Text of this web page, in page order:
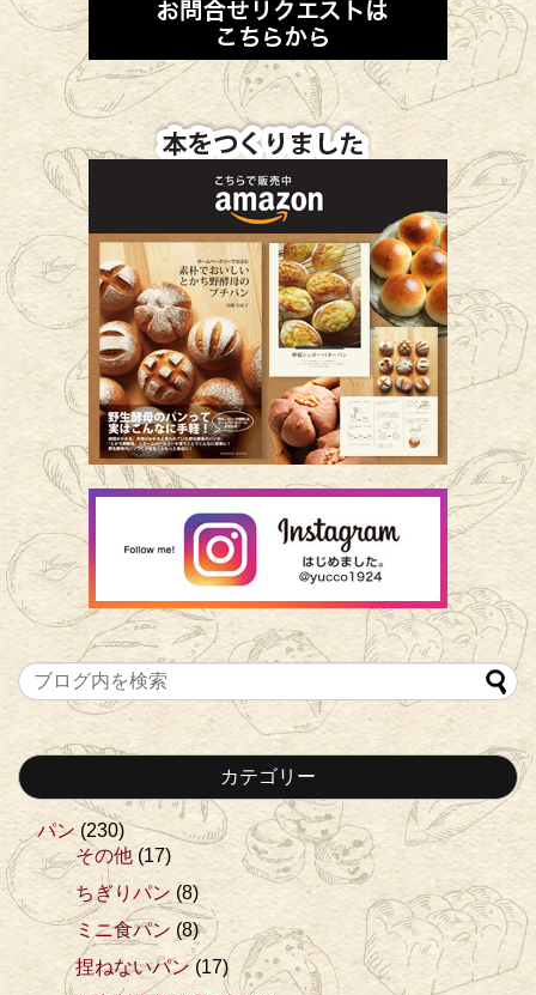
カテゴリー
パン(230)
その他(17)
ちぎりパン (8)
ミニ食パン (8)
捏ねないパン(17)